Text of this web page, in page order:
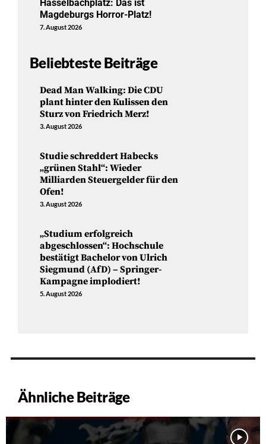
Hasselbachplatz: Das ist
Magdeburgs Horror-Platz!
7. August 2026
Beliebteste Beiträge
Dead Man Walking: Die CDU
plant hinter den Kulissen den
Sturz von Friedrich Merz!
3. August 2026
Studie schreddert Habecks
„grünen Stahl“: Wieder
Milliarden Steuergelder für den
Ofen!
3. August 2026
„Studium erfolgreich
abgeschlossen“: Hochschule
bestätigt Bachelor von Ulrich
Siegmund (AfD) – Springer-
Kampagne implodiert!
5. August 2026
Ähnliche Beiträge